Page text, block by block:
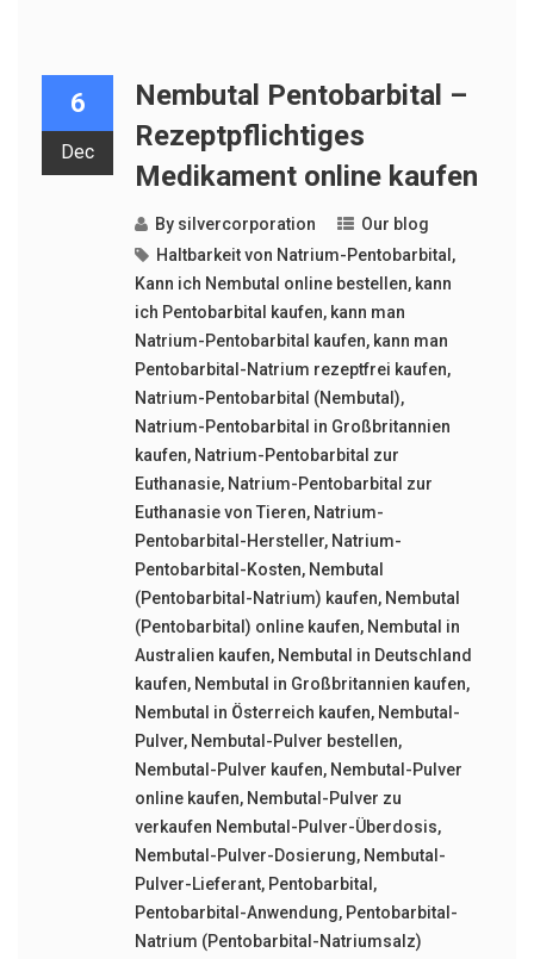
6
Dec
Nembutal Pentobarbital –
Rezeptpflichtiges
Medikament online kaufen
By silvercorporation
Our blog
Haltbarkeit von Natrium-Pentobarbital ,
Kann ich Nembutal online bestellen, kann
ich Pentobarbital kaufen, kann man
Natrium-Pentobarbital kaufen, kann man
Pentobarbital-Natrium rezeptfrei kaufen,
Natrium-Pentobarbital (Nembutal),
Natrium-Pentobarbital in Großbritannien
kaufen, Natrium-Pentobarbital zur
Euthanasie, Natrium-Pentobarbital zur
Euthanasie von Tieren, Natrium-
Pentobarbital-Hersteller, Natrium-
Pentobarbital-Kosten, Nembutal
(Pentobarbital-Natrium) kaufen, Nembutal
(Pentobarbital) online kaufen, Nembutal in
Australien kaufen, Nembutal in Deutschland
kaufen, Nembutal in Großbritannien kaufen,
Nembutal in Österreich kaufen, Nembutal-
Pulver, Nembutal-Pulver bestellen,
Nembutal-Pulver kaufen, Nembutal-Pulver
online kaufen, Nembutal-Pulver zu
verkaufen Nembutal-Pulver-Überdosis,
Nembutal-Pulver-Dosierung, Nembutal-
Pulver-Lieferant, Pentobarbital ,
Pentobarbital-Anwendung, Pentobarbital-
Natrium (Pentobarbital-Natriumsalz)